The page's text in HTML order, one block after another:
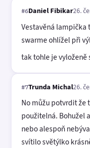
#6Daniel Fibikar26.
Vestavěná lampička
swarme ohlížel při
tak tohle je vyloženě
#7Trunda Michal26.
No můžu potvrdit že
použitelná. Bohužel
nebo alespoň
svítilo světýlko